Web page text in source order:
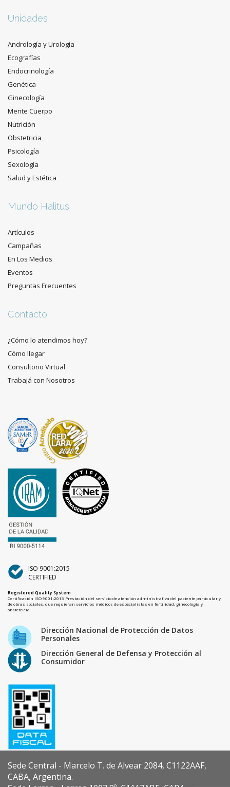
Unidades
Andrología y Urología
Ecografías
Endocrinología
Genética
Ginecología
Mente Cuerpo
Nutrición
Obstetricia
Psicología
Sexología
Salud y Estética
Mundo Halitus
Artículos
Campañas
En Los Medios
Eventos
Preguntas Frecuentes
Contacto
¿Cómo lo atendimos hoy?
Cómo llegar
Consultorio Virtual
Trabajá con Nosotros
ISO 9001:2015
CERTIFIED
Registered Quality System
Certificación ISO 9001:2015 Prestación del servicio de atención administrativa del paciente particular y
de obras sociales, que requieran servicios médicos de especialistas en fertilidad, ginecología y
obstetricia.
Dirección Nacional de Protección de Datos
Personales
Dirección General de Defensa y Protección al
Consumidor
Sede Central - Marcelo T. de Alvear 2084, C1122AAF,
CABA, Argentina.